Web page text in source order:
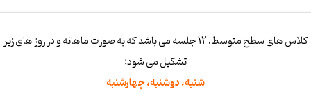
کلاس های سطح متوسط، 12 جلسه می باشد که به صورت ماهانه و در روز های زیر
تشکیل می شود:
شنبه، دوشنبه، چهارشنبه